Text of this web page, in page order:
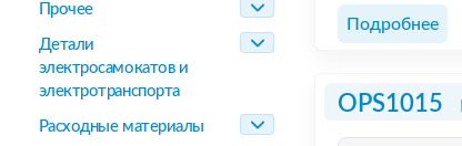
Прочее
Детали
электросамокатов и
электротранспорта
Расходные материалы
Подробнее
OPS1015